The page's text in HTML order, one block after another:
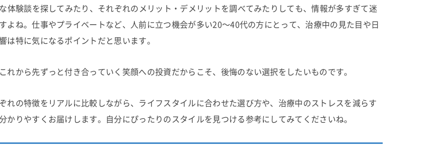
体験談を探してみたり、それぞれのメリット・デメリットを調べてみたりしても、情報が多すぎて迷
よね。仕事やプライベートなど、人前に立つ機会が多い20〜40代の方にとって、治療中の見た目や日
は特に気になるポイントだと思います。
れから先ずっと付き合っていく笑顔への投資だからこそ、後悔のない選択をしたいものです。
れの特徴をリアルに比較しながら、ライフスタイルに合わせた選び方や、治療中のストレスを減らす
かりやすくお届けします。自分にぴったりのスタイルを見つける参考にしてみてくださいね。